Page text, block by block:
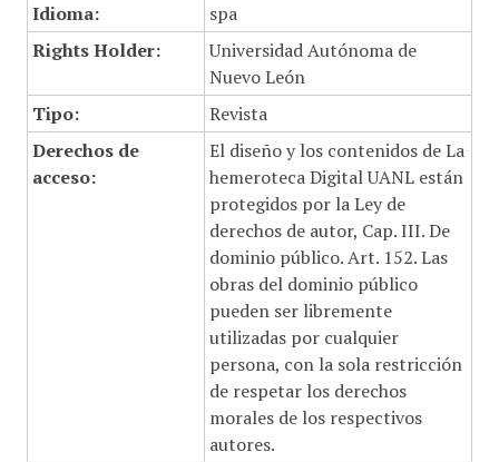
Idioma:
spa
Rights Holder:
Universidad Autónoma de
Nuevo León
Tipo:
Revista
Derechos de
acceso:
El diseño y los contenidos de La
hemeroteca Digital UANL están
protegidos por la Ley de
derechos de autor, Cap. III. De
dominio público. Art. 152. Las
obras del dominio público
pueden ser libremente
utilizadas por cualquier
persona, con la sola restricción
de respetar los derechos
morales de los respectivos
autores.